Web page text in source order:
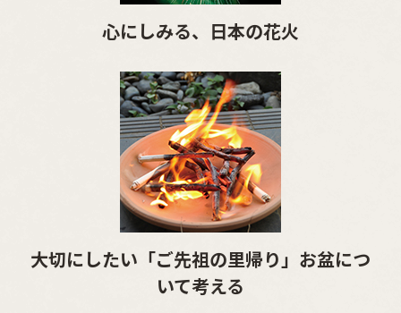
心にしみる、日本の花火
大切にしたい「ご先祖の里帰り」お盆につ
いて考える